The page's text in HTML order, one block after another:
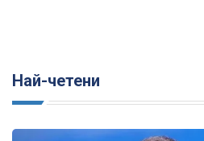
Най-четени